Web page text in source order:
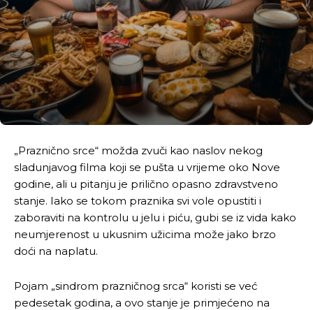
„Praznično srce“ možda zvuči kao naslov nekog
sladunjavog filma koji se pušta u vrijeme oko Nove
godine, ali u pitanju je prilično opasno zdravstveno
stanje. Iako se tokom praznika svi vole opustiti i
zaboraviti na kontrolu u jelu i piću, gubi se iz vida kako
neumjerenost u ukusnim užicima može jako brzo
doći na naplatu.
Pojam „sindrom prazničnog srca“ koristi se već
pedesetak godina, a ovo stanje je primjećeno na